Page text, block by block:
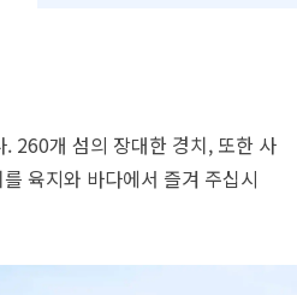
260개 섬의 장대한 경치, 또한 사
육지와 바다에서 즐겨 주십시